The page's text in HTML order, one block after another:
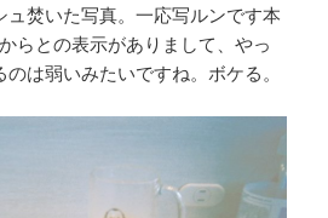
ュ焚いた写真。一応写ルンです本
らとの表示がありまして、やっ
は弱いみたいですね。ボケる。